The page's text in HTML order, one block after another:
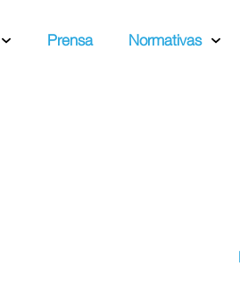
Prensa Normativas